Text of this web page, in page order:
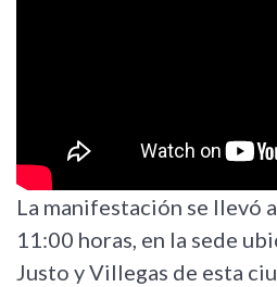
La manifestación se llevó
11:00 horas, en la sede
Justo y Villegas de esta